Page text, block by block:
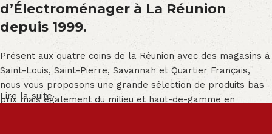
d’Électroménager à La Réunion
depuis 1999.
Présent aux quatre coins de la Réunion avec des magasins à
Saint-Louis, Saint-Pierre, Savannah et Quartier Français,
nous vous proposons une grande sélection de produits bas
prix mais également du milieu et haut-de-gamme en
Lire la suite